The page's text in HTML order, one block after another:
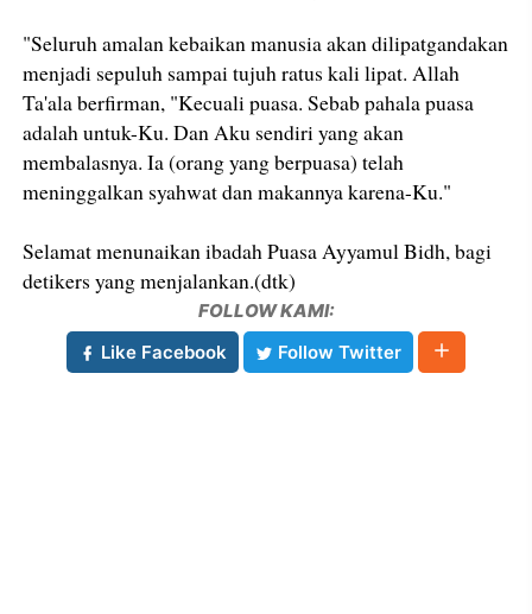
"Seluruh amalan kebaikan manusia akan dilipatgandakan
menjadi sepuluh sampai tujuh ratus kali lipat. Allah
Ta'ala berfirman, "Kecuali puasa. Sebab pahala puasa
adalah untuk-Ku. Dan Aku sendiri yang akan
membalasnya. Ia (orang yang berpuasa) telah
meninggalkan syahwat dan makannya karena-Ku."
Selamat menunaikan ibadah Puasa Ayyamul Bidh, bagi
detikers yang menjalankan.(dtk)
FOLLOW KAMI:
Like Facebook
Follow Twitter